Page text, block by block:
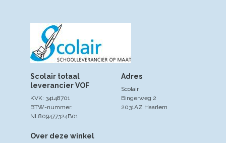
Over deze winkel
Adres
Scolair
Bingerweg 2
2031AZ Haarlem
Scolair totaal
leverancier VOF
KVK: 34148701
BTW-nummer:
NL809477324B01